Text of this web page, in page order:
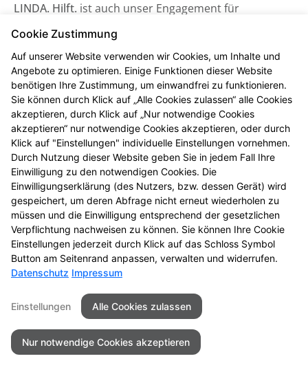
LINDA. Hilft. ist auch unser Engagement für
angewiesen sind - sowie beispielsweise der
Bundesverband Kinderhospiz e. V. Schauen Sie gerne
einmal vorbei.
Zu LINDA. Hilft.
Seitenübersicht Kontakt
Impressum
Datenschutz
Barrierefreiheit
© 2026 Petri Apotheke
Cookie Zustimmung
Auf unserer Website verwenden wir Cookies, um Inhalte und
Angebote zu optimieren. Einige Funktionen dieser Website
benötigen Ihre Zustimmung, um einwandfrei zu funktionieren.
Sie können durch Klick auf „Alle Cookies zulassen“ alle Cookies
akzeptieren, durch Klick auf „Nur notwendige Cookies
akzeptieren“ nur notwendige Cookies akzeptieren, oder durch
Klick auf "Einstellungen" individuelle Einstellungen vornehmen.
Durch Nutzung dieser Website geben Sie in jedem Fall Ihre
Einwilligung zu den notwendigen Cookies. Die
Einwilligungserklärung (des Nutzers, bzw. dessen Gerät) wird
gespeichert, um deren Abfrage nicht erneut wiederholen zu
müssen und die Einwilligung entsprechend der gesetzlichen
Verpflichtung nachweisen zu können. Sie können Ihre Cookie
Einstellungen jederzeit durch Klick auf das Schloss Symbol
Button am Seitenrand anpassen, verwalten und widerrufen.
Datenschutz Impressum
Einstellungen Alle Cookies zulassen
Nur notwendige Cookies akzeptieren